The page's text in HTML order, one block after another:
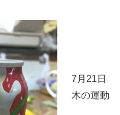
7月21日
木の運動